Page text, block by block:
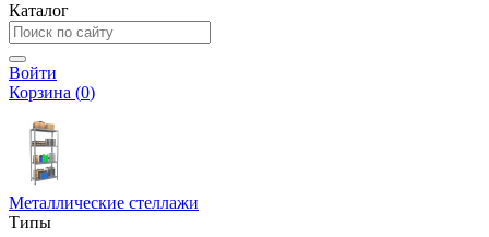
Каталог
Войти
Корзина (0)
Металлические стеллажи
Типы